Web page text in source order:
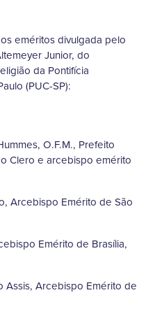
eméritos divulgada pelo
Junior, do
da Pontifícia
(PUC-SP):
O.F.M., Prefeito
Clero e arcebispo emérito
Arcebispo Emérito de São
Emérito de Brasília,
Assis, Arcebispo Emérito de